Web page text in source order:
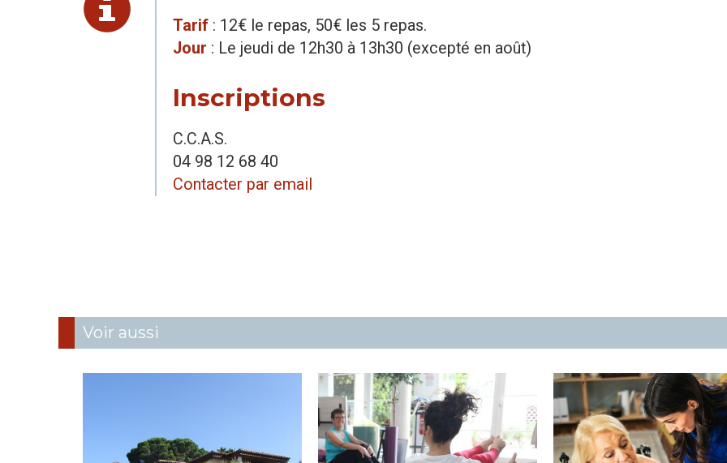
Tarif: 12€ le repas, 50€ les 5 repas.
Jour : Le jeudi de 12h30 à 13h30 (excepté en août)
Inscriptions
C.C.A.S.
04 98 12 68 40
Contacter par email
Voir aussi